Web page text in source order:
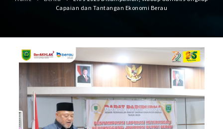
DATA TERBUKA
BERITA
Capaian dan Tantangan Ekonomi Berau